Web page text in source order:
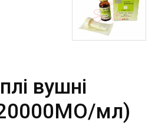
вушні
мл)